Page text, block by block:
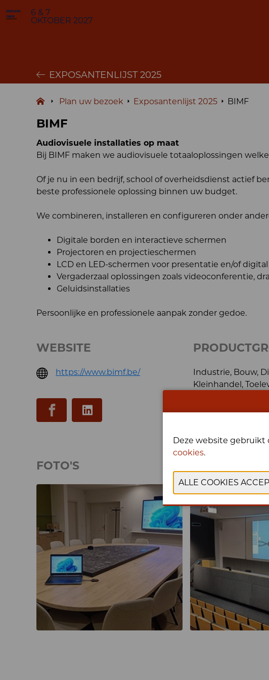
6 & 7
OKTOBER 2027
EXPOSANTENLIJST 2025
Plan uw bezoek Exposantenlijst 2025 BIMF
BIMF
Audiovisuele installaties op maat
Bij BIMF maken we audiovisuele totaaloplossingen
Of je nu in een bedrijf, school of overheidsdienst actief
beste professionele oplossing binnen uw budget.
We combineren, installeren en configureren onder
Digitale borden en interactieve schermen
Projectoren en projectieschermen
LCD en LED-schermen voor presentatie en/of
Vergaderzaal oplossingen zoals videoconferentie,
Geluidsinstallaties
Persoonlijke en professionele aanpak zonder gedoe.
WEBSITE
https://www.bimf.be/
Industrie, Bouw,
Kleinhandel,
FOTO'S
Deze website gebruikt
cookies.